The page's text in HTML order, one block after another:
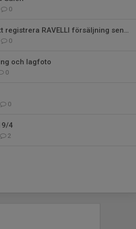
0
Påminnelse att registrera RAVELLI försäljning senast 17/5
0
och lagfoto
0
0
4
2